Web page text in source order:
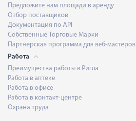
Предложите нам площади в аренду
Отбор поставщиков
Документация по API
Собственные Торговые Марки
Партнерская программа для веб-мастеров
Работа
Преимущества работы в Ригла
Работа в аптеке
Работа в офисе
Работа в контакт-центре
Охрана труда